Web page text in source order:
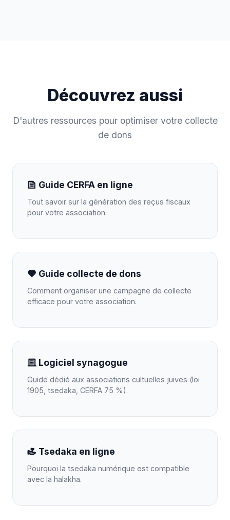
Découvrez aussi
D'autres ressources pour optimiser votre collecte
de dons
Guide CERFA en ligne
Tout savoir sur la génération des reçus fiscaux
pour votre association.
Guide collecte de dons
Comment organiser une campagne de collecte
efficace pour votre association.
Logiciel synagogue
Guide dédié aux associations cultuelles juives (loi
1905, tsedaka, CERFA 75 %).
Tsedaka en ligne
Pourquoi la tsedaka numérique est compatible
avec la halakha.